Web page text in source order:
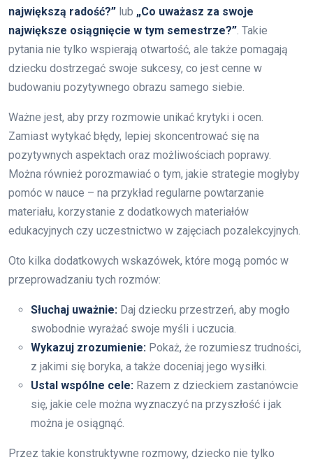
największą radość?” lub „Co uważasz za swoje
największe osiągnięcie w tym semestrze?” . Takie
pytania nie tylko wspierają otwartość, ale także pomagają
dziecku dostrzegać swoje sukcesy, co jest cenne w
budowaniu pozytywnego obrazu samego siebie.
Ważne jest, aby przy rozmowie unikać krytyki i ocen.
Zamiast wytykać błędy, lepiej skoncentrować się na
pozytywnych aspektach oraz możliwościach poprawy.
Można również porozmawiać o tym, jakie strategie mogłyby
pomóc w nauce – na przykład regularne powtarzanie
materiału, korzystanie z dodatkowych materiałów
edukacyjnych czy uczestnictwo w zajęciach pozalekcyjnych.
Oto kilka dodatkowych wskazówek, które mogą pomóc w
przeprowadzaniu tych rozmów:
Słuchaj uważnie: Daj dziecku przestrzeń, aby mogło
swobodnie wyrażać swoje myśli i uczucia.
Wykazuj zrozumienie: Pokaż, że rozumiesz trudności,
z jakimi się boryka, a także doceniaj jego wysiłki.
Ustal wspólne cele: Razem z dzieckiem zastanówcie
się, jakie cele można wyznaczyć na przyszłość i jak
można je osiągnąć.
Przez takie konstruktywne rozmowy, dziecko nie tylko